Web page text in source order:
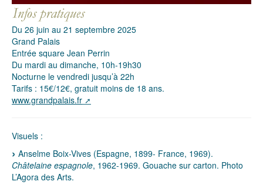
Du 26 juin au 21 septembre 2025
Grand Palais
Entrée square Jean Perrin
Du mardi au dimanche, 10h-19h30
Nocturne le vendredi jusqu’à 22h
Tarifs : 15€/12€, gratuit moins de 18 ans.
www.grandpalais.fr
Visuels :
Anselme Boix-Vives (Espagne, 1899- France, 1969).
Châtelaine espagnole, 1962-1969. Gouache sur carton. Photo
L’Agora des Arts.